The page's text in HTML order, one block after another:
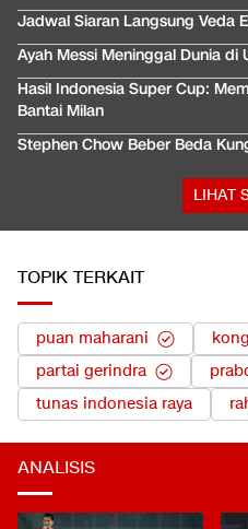
Jadwal Siaran Langsung Veda
Ayah Messi Meninggal Dunia di
Hasil Indonesia Super Cup:
Bantai Milan
Stephen Chow Beber Beda
LIHAT
TOPIK TERKAIT
puan maharani
partai gerindra
tunas indonesia raya
ANALISIS